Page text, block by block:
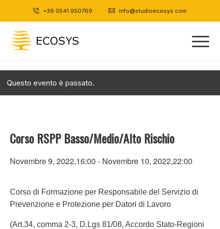
+39 0541 950769 info@studioecosys.com
Questo evento è passato.
Corso RSPP Basso/Medio/Alto Rischio
Novembre 9, 2022,16:00 - Novembre 10, 2022,22:00
Corso di Formazione per Responsabile del Servizio di
Prevenzione e Protezione per Datori di Lavoro
(Art.34, comma 2-3, D.Lgs 81/08, Accordo Stato-Regioni